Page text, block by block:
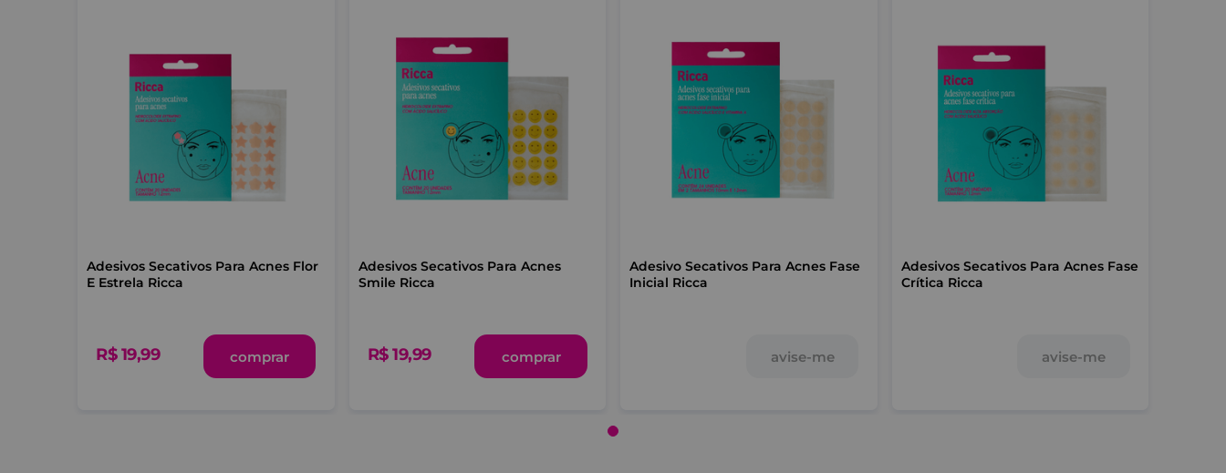
Adesivos Secativos Para Acnes Flor
E Estrela Ricca
R$ 19,99 comprar
Adesivos Secativos Para Acnes
Smile Ricca
R$ 19,99 comprar
Adesivo Secativos Para Acnes Fase
Inicial Ricca
avise-me
Adesivos Secativos Para Acnes Fase
Crítica Ricca
avise-me